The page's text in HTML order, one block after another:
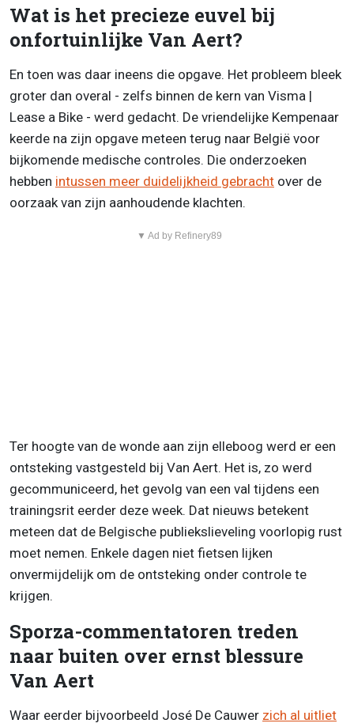
Wat is het precieze euvel bij
onfortuinlijke Van Aert?
En toen was daar ineens die opgave. Het probleem bleek
groter dan overal - zelfs binnen de kern van Visma |
Lease a Bike - werd gedacht. De vriendelijke Kempenaar
keerde na zijn opgave meteen terug naar België voor
bijkomende medische controles. Die onderzoeken
hebben intussen meer duidelijkheid gebracht over de
oorzaak van zijn aanhoudende klachten.
▼ Ad by Refinery89
Ter hoogte van de wonde aan zijn elleboog werd er een
ontsteking vastgesteld bij Van Aert. Het is, zo werd
gecommuniceerd, het gevolg van een val tijdens een
trainingsrit eerder deze week. Dat nieuws betekent
meteen dat de Belgische publiekslieveling voorlopig rust
moet nemen. Enkele dagen niet fietsen lijken
onvermijdelijk om de ontsteking onder controle te
krijgen.
Sporza-commentatoren treden
naar buiten over ernst blessure
Van Aert
Waar eerder bijvoorbeeld José De Cauwer zich al uitliet